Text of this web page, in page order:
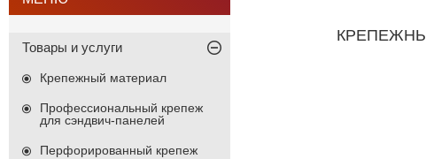
Товары и услуги
Крепежный материал
Профессиональный крепеж
для сэндвич-панелей
Перфорированный крепеж